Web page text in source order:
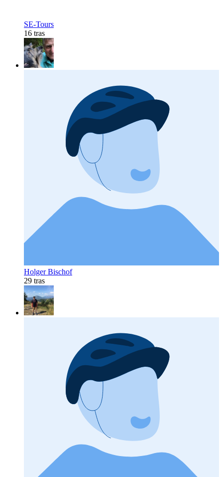
SE-Tours
16 tras
Holger Bischof
29 tras